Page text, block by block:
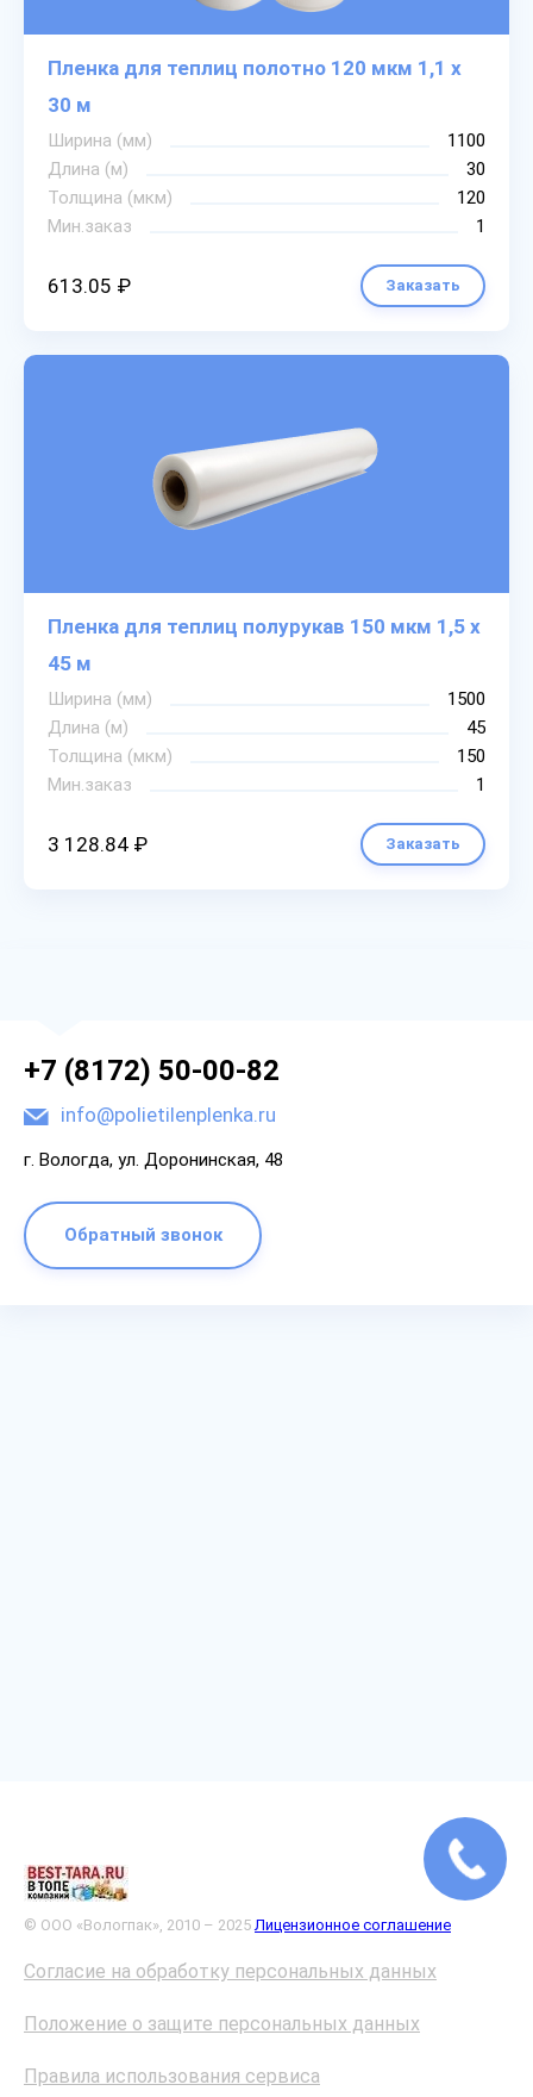
Пленка для теплиц полотно 120 мкм 1,1 х
30 м
Ширина (мм)
1100
Длина (м)
30
Толщина (мкм)
120
Мин.заказ
1
613.05 ₽ Заказать
Пленка для теплиц полурукав 150 мкм 1,5 х
45 м
Ширина (мм)
1500
Длина (м)
45
Толщина (мкм)
150
Мин.заказ
1
3 128.84 ₽ Заказать
+7 (8172) 50-00-82
info@polietilenplenka.ru
г. Вологда, ул. Доронинская, 48
Обратный звонок
© ООО «Вологпак», 2010 – 2025 Лицензионное соглашение
Согласие на обработку персональных данных
Положение о защите персональных данных
Правила использования сервиса